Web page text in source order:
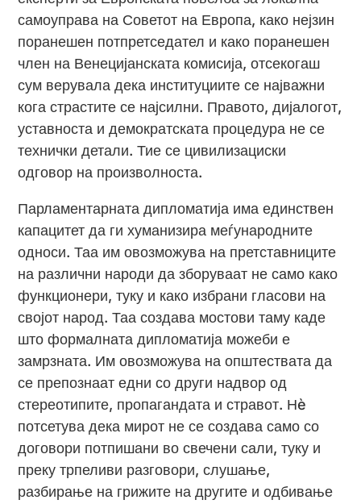
самоуправа на Советот на Европа, како нејзин
поранешен потпретседател и како поранешен
член на Венецијанската комисија, отсекогаш
сум верувала дека институциите се најважни
кога страстите се најсилни. Правото, дијалогот,
уставноста и демократската процедура не се
технички детали. Тие се цивилизациски
одговор на произволноста.
Парламентарната дипломатија има единствен
капацитет да ги хуманизира меѓународните
односи. Таа им овозможува на претставниците
на различни народи да зборуваат не само како
функционери, туку и како избрани гласови на
својот народ. Таа создава мостови таму каде
што формалната дипломатија можеби е
замрзната. Им овозможува на општествата да
се препознаат едни со други надвор од
стереотипите, пропагандата и стравот. Нè
потсетува дека мирот не се создава само со
договори потпишани во свечени сали, туку и
преку трпеливи разговори, слушање,
разбирање на грижите на другите и одбивање